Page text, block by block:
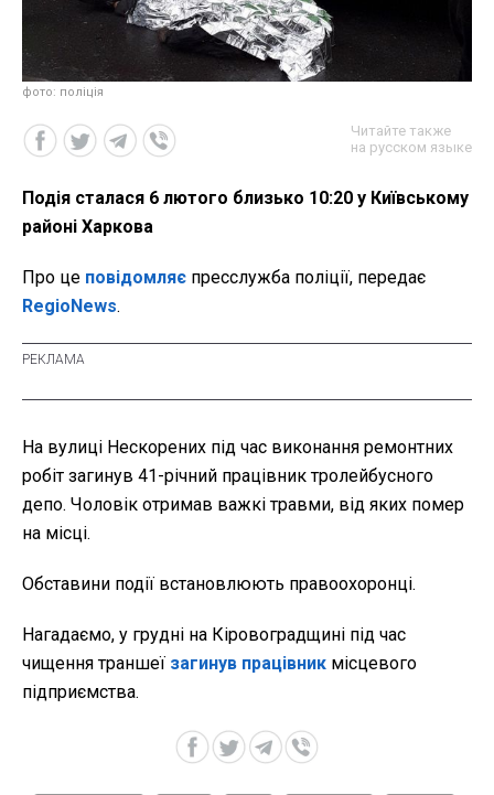
фото: поліція
Читайте также
на русском языке
Подія сталася 6 лютого близько 10:20 у Київському
районі Харкова
Про це повідомляє пресслужба поліції, передає
RegioNews.
На вулиці Нескорених під час виконання ремонтних
робіт загинув 41-річний працівник тролейбусного
депо. Чоловік отримав важкі травми, від яких помер
на місці.
Обставини події встановлюють правоохоронці.
Нагадаємо, у грудні на Кіровоградщині під час
чищення траншеї загинув працівник місцевого
підприємства.